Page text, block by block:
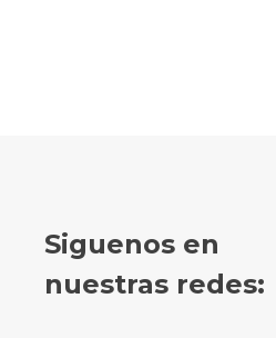
Siguenos en
nuestras redes: